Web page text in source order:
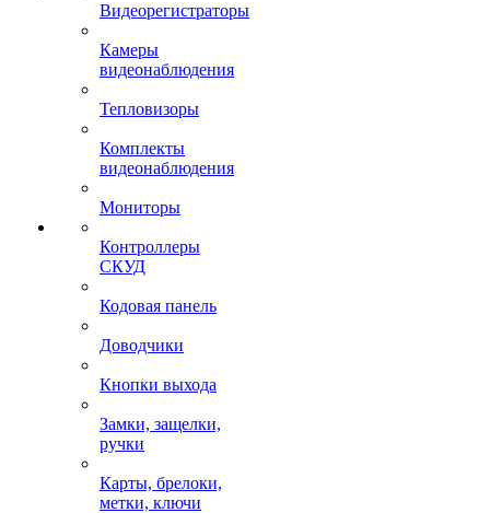
Видеорегистраторы
Камеры
видеонаблюдения
Тепловизоры
Комплекты
видеонаблюдения
Мониторы
Контроллеры
СКУД
Кодовая панель
Доводчики
Кнопки выхода
Замки, защелки,
ручки
Карты, брелоки,
метки, ключи